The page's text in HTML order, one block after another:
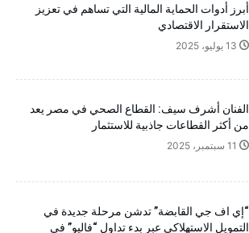
أبرز أدوات الحماية المالية التي تساهم في تعزيز
الاستقرار الاقتصادي
13 يوليو، 2025
الفنان أشرف سيف: القطاع الصحي في مصر يعد
من أكثر القطاعات جاذبية للاستثمار
11 سبتمبر، 2025
“إي اف جي القابضة” تدشن مرحلة جديدة في
التمويل الاستهلاكي عبر بدء تداول “فاليو” في